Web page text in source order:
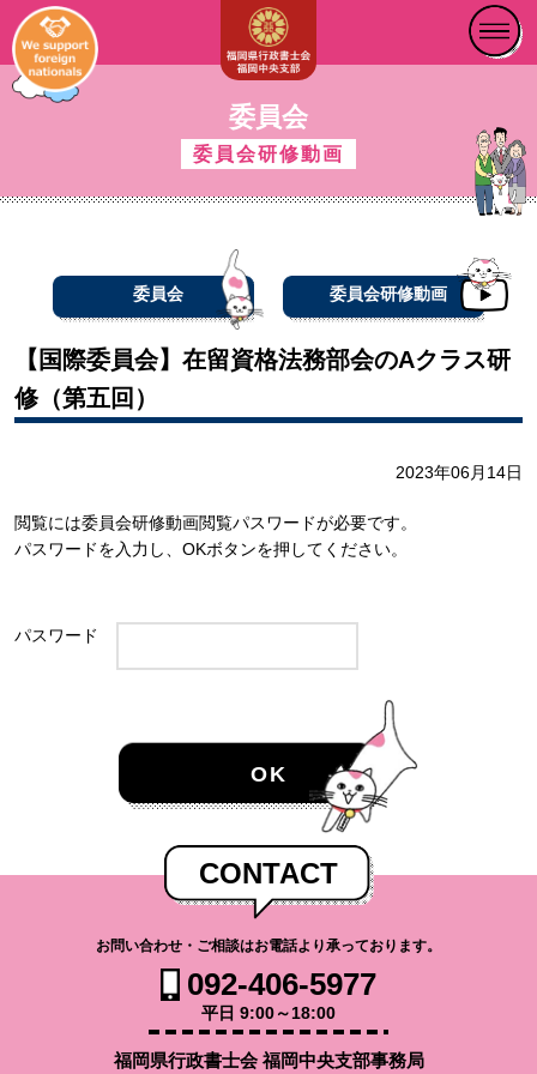
委員会
委員会研修動画
委員会 委員会研修動画
【国際委員会】在留資格法務部会のAクラス研
修（第五回）
2023年06月14日
閲覧には委員会研修動画閲覧パスワードが必要です。
パスワードを入力し、OKボタンを押してください。
パスワード
CONTACT
お問い合わせ・ご相談はお電話より承っております。
092-406-5977
平日 9:00～18:00
福岡県行政書士会 福岡中央支部事務局